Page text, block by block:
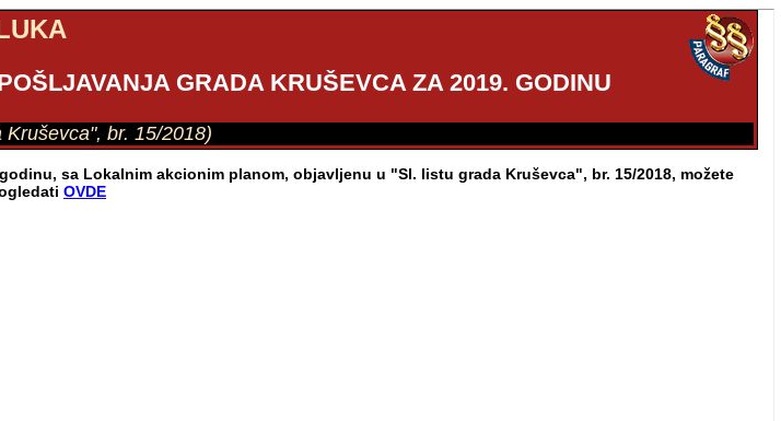
GRADA KRUŠEVCA ZA 2019. GODINU
Kruševca", br. 15/2018)
sa Lokalnim akcionim planom, objavljenu u "Sl. listu grada Kruševca", br. 15/2018, možete
OVDE